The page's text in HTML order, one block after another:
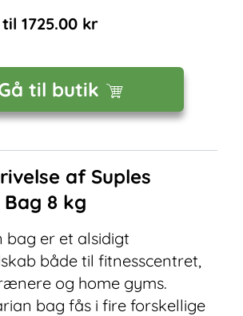
1725.00 kr
til butik
af Suples
8 kg
bag er et alsidigt
både til fitnesscentret,
og home gyms.
bag fås i fire forskellige